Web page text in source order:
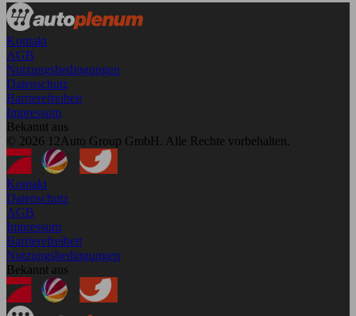
Kontakt
AGB
Nutzungsbedingungen
Datenschutz
Barrierefreiheit
Impressum
Bekannt aus
© 2026 12Auto Group GmbH. Alle Rechte vorbehalten.
Kontakt
Datenschutz
AGB
Impressum
Barrierefreiheit
Nutzungsbedingungen
Bekannt aus